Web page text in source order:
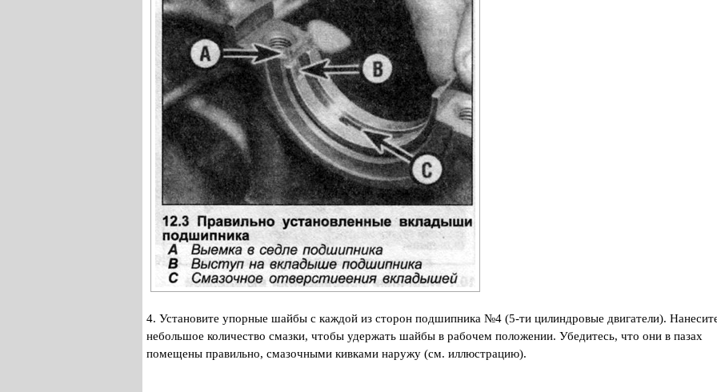
4. Установите упорные шайбы с каждой из сторон подшипника №4 (5-ти цилиндровые двигатели).
небольшое количество смазки, чтобы удержать шайбы в рабочем положении. Убедитесь, что они в пазах
помещены правильно, смазочными кивками наружу (см. иллюстрацию).